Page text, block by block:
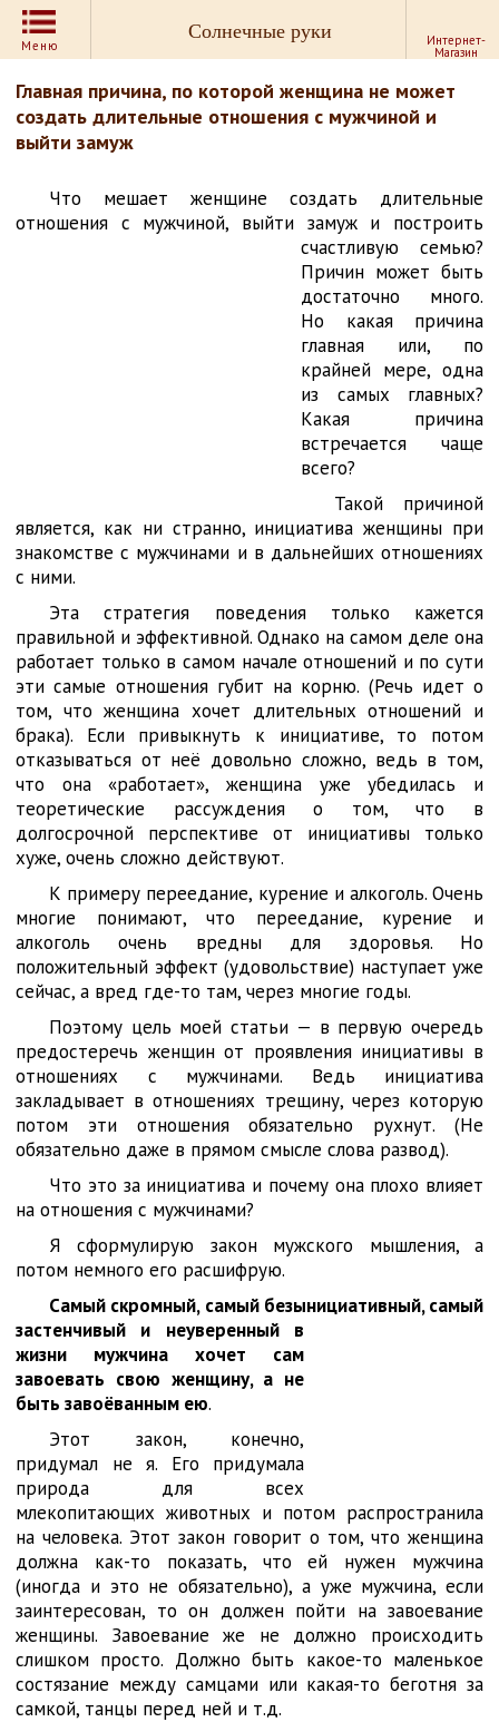
Меню
Солнечные руки Интернет-
Магазин
Главная причина, по которой женщина не может
создать длительные отношения с мужчиной и
выйти замуж
Что мешает женщине создать длительные
отношения с мужчиной, выйти замуж и построить
счастливую семью?
Причин может быть
достаточно много.
Но какая причина
главная или, по
крайней мере, одна
из самых главных?
Какая причина
встречается чаще
всего?
Такой причиной
является, как ни странно, инициатива женщины при
знакомстве с мужчинами и в дальнейших отношениях
с ними.
Эта стратегия поведения только кажется
правильной и эффективной. Однако на самом деле она
работает только в самом начале отношений и по сути
эти самые отношения губит на корню. (Речь идет о
том, что женщина хочет длительных отношений и
брака). Если привыкнуть к инициативе, то потом
отказываться от неё довольно сложно, ведь в том,
что она «работает», женщина уже убедилась и
теоретические рассуждения о том, что в
долгосрочной перспективе от инициативы только
хуже, очень сложно действуют.
К примеру переедание, курение и алкоголь. Очень
многие понимают, что переедание, курение и
алкоголь очень вредны для здоровья. Но
положительный эффект (удовольствие) наступает уже
сейчас, а вред где-то там, через многие годы.
Поэтому цель моей статьи — в первую очередь
предостеречь женщин от проявления инициативы в
отношениях с мужчинами. Ведь инициатива
закладывает в отношениях трещину, через которую
потом эти отношения обязательно рухнут. (Не
обязательно даже в прямом смысле слова развод).
Что это за инициатива и почему она плохо влияет
на отношения с мужчинами?
Я сформулирую закон мужского мышления, а
потом немного его расшифрую.
Самый скромный, самый безынициативный, самый
застенчивый и неуверенный в
жизни мужчина хочет сам
завоевать свою женщину, а не
быть завоёванным ею.
Этот закон, конечно,
придумал не я. Его придумала
природа для всех
млекопитающих животных и потом распространила
на человека. Этот закон говорит о том, что женщина
должна как-то показать, что ей нужен мужчина
(иногда и это не обязательно), а уже мужчина, если
заинтересован, то он должен пойти на завоевание
женщины. Завоевание же не должно происходить
слишком просто. Должно быть какое-то маленькое
состязание между самцами или какая-то беготня за
самкой, танцы перед ней и т.д.